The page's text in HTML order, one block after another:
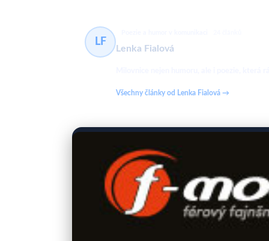
LF
Lenka Fialová
Všechny články od Lenka Fialová →